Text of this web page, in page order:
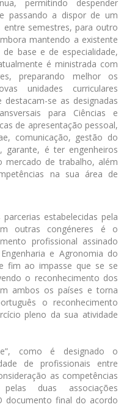
permitindo despender
passando a dispor de um
entre semestres, para outro
mantendo a existente
base e de especialidade,
é ministrada com
preparando melhor os
unidades curriculares
destacam-se as designadas
para Ciências e
de apresentação pessoal,
comunicação, gestão do
garante, é ter engenheiros
mercado de trabalho, além
na sua área de
estabelecidas pela
outras congéneres é o
profissional assinado
e Agronomia do
fim ao impasse que se se
o reconhecimento dos
ambos os países e torna
o reconhecimento
pleno da sua atividade
como é designado o
de profissionais entre
as competências
pelas duas associações
documento final do acordo